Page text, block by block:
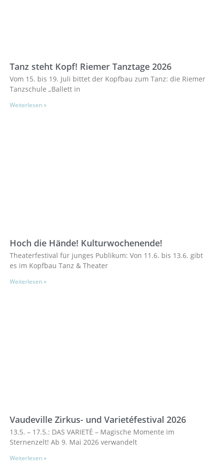
Tanz steht Kopf! Riemer Tanztage 2026
Vom 15. bis 19. Juli bittet der Kopfbau zum Tanz: die Riemer
Tanzschule „Ballett in
Weiterlesen »
Hoch die Hände! Kulturwochenende!
Theaterfestival für junges Publikum: Von 11.6. bis 13.6. gibt
es im Kopfbau Tanz & Theater
Weiterlesen »
Vaudeville Zirkus- und Varietéfestival 2026
13.5. – 17.5.: DAS VARIETÉ – Magische Momente im
Sternenzelt! Ab 9. Mai 2026 verwandelt
Weiterlesen »